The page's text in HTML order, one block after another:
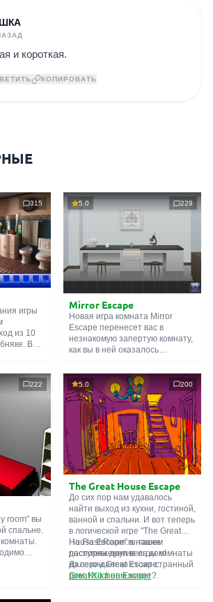
и короткая.
КОПИРОВАТЬ
315
игры
из 10
В
из
5.0 229
Mirror Escape
Новая игра комната Mirror
Escape перенесет вас в
незнакомую запертую комнату,
как вы в ней оказалось
смекалки попробуйте решить
все, приготовленные авторами
для вас, головоломки и найти
выход на свободу.
Внимательно осмотрите
помещение, возможно вы
сможете найти какие-нибудь
подсказки. Желаем удачи!
222
room" вы
спальне.
5.0 200
The Great House Escape
До сих пор нам удавалось
найти выход из кухни, гостиной,
ванной и спальни. И вот теперь
в логической игре "The Great
House Escape" в нашем
распоряжении весь дом!
Далеко-далеко стоит странный
дом. Кто в нем живет?
На FlashRoom.ru также
доступны другие игры комнаты
из серии Great Escape:
Great Kitchen Escape